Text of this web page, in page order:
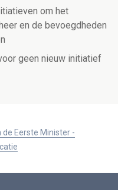
om het
en de bevoegdheden
geen nieuw initiatief
de Eerste Minister -